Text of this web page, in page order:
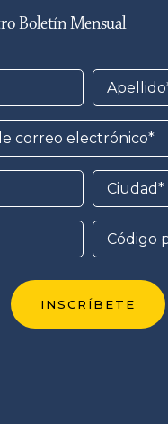
Boletín Mensual